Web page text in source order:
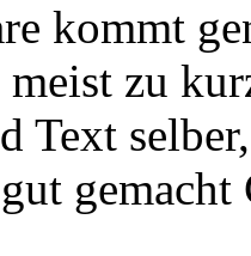
kommt
zu
Text